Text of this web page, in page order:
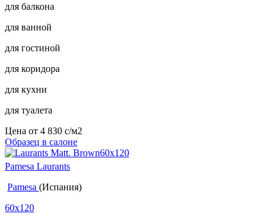
для балкона
для ванной
для гостиной
для коридора
для кухни
для туалета
Цена от 4 830 c/м2
Образец в салоне
Pamesa Laurants
Pamesa (Испания)
60x120